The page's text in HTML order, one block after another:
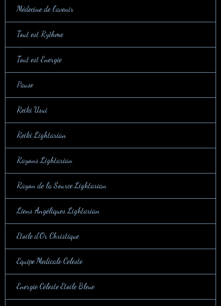
Médecine de l'avenir
Tout est Rythme
Tout est Energie
Pause
Reiki Usui
Reiki Lightarian
Rayons Lightarian
Rayon de la Source Lightarian
Liens Angéliques Lightarian
Etoile d'Or Christique
Equipe Medicale Celeste
Energie Céleste Etoile Bleue